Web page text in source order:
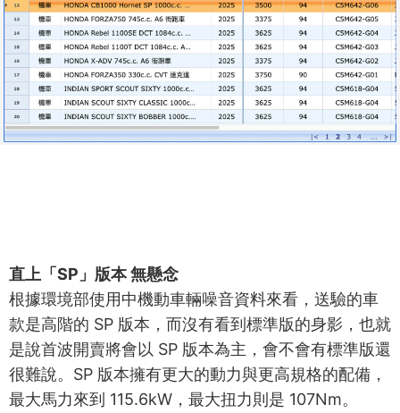
直上「SP」版本 無懸念
根據環境部使用中機動車輛噪音資料來看，送驗的車
款是高階的 SP 版本，而沒有看到標準版的身影，也就
是說首波開賣將會以 SP 版本為主，會不會有標準版還
很難說。SP 版本擁有更大的動力與更高規格的配備，
最大馬力來到 115.6kW，最大扭力則是 107Nm。